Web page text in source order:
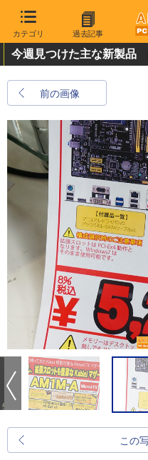
カテゴリ 過去記事
今週見つけた主な新製品
前の画像
この